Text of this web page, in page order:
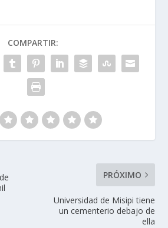
COMPARTIR:
PRÓXIMO
Universidad de Misipi tiene
un cementerio debajo de
ella